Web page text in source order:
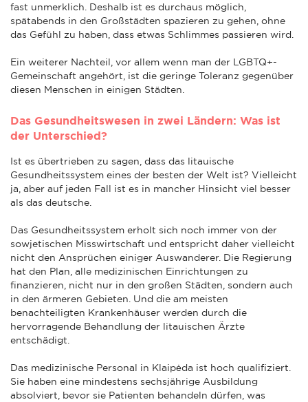
fast unmerklich. Deshalb ist es durchaus möglich,
spätabends in den Großstädten spazieren zu gehen, ohne
das Gefühl zu haben, dass etwas Schlimmes passieren wird.
Ein weiterer Nachteil, vor allem wenn man der LGBTQ+-
Gemeinschaft angehört, ist die geringe Toleranz gegenüber
diesen Menschen in einigen Städten.
Das Gesundheitswesen in zwei Ländern: Was ist
der Unterschied?
Ist es übertrieben zu sagen, dass das litauische
Gesundheitssystem eines der besten der Welt ist? Vielleicht
ja, aber auf jeden Fall ist es in mancher Hinsicht viel besser
als das deutsche.
Das Gesundheitssystem erholt sich noch immer von der
sowjetischen Misswirtschaft und entspricht daher vielleicht
nicht den Ansprüchen einiger Auswanderer. Die Regierung
hat den Plan, alle medizinischen Einrichtungen zu
finanzieren, nicht nur in den großen Städten, sondern auch
in den ärmeren Gebieten. Und die am meisten
benachteiligten Krankenhäuser werden durch die
hervorragende Behandlung der litauischen Ärzte
entschädigt.
Das medizinische Personal in Klaipėda ist hoch qualifiziert.
Sie haben eine mindestens sechsjährige Ausbildung
absolviert, bevor sie Patienten behandeln dürfen, was